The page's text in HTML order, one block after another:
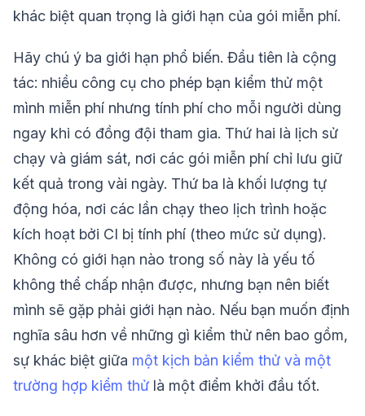
khác biệt quan trọng là giới hạn của gói miễn phí.
Hãy chú ý ba giới hạn phổ biến. Đầu tiên là cộng
tác: nhiều công cụ cho phép bạn kiểm thử một
mình miễn phí nhưng tính phí cho mỗi người dùng
ngay khi có đồng đội tham gia. Thứ hai là lịch sử
chạy và giám sát, nơi các gói miễn phí chỉ lưu giữ
kết quả trong vài ngày. Thứ ba là khối lượng tự
động hóa, nơi các lần chạy theo lịch trình hoặc
kích hoạt bởi CI bị tính phí (theo mức sử dụng).
Không có giới hạn nào trong số này là yếu tố
không thể chấp nhận được, nhưng bạn nên biết
mình sẽ gặp phải giới hạn nào. Nếu bạn muốn định
nghĩa sâu hơn về những gì kiểm thử nên bao gồm,
sự khác biệt giữa một kịch bản kiểm thử và một
trường hợp kiểm thử là một điểm khởi đầu tốt.